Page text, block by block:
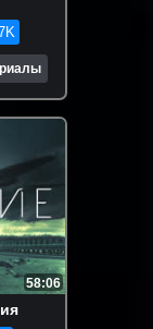
58:06